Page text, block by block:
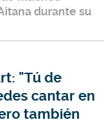
durante su
"Tú de
cantar en
también